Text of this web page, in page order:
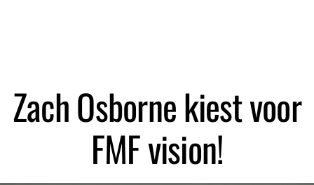
Zach Osborne kiest voor
FMF vision!